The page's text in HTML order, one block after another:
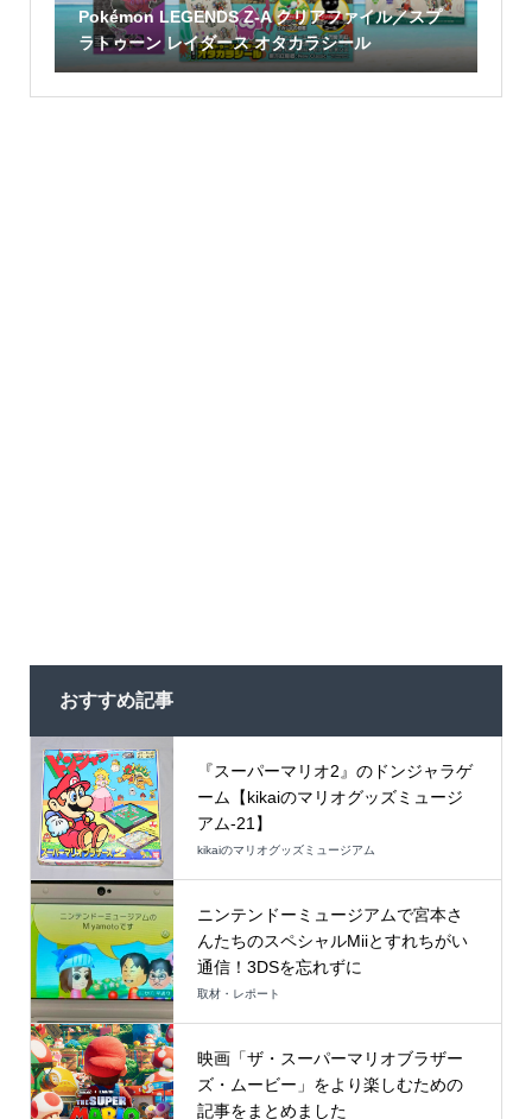
Pokémon LEGENDS Z-A クリアファイル／スプ
ラトゥーン レイダース オタカラシール
おすすめ記事
『スーパーマリオ2』のドンジャラゲ
ーム【kikaiのマリオグッズミュージ
アム-21】
kikaiのマリオグッズミュージアム
ニンテンドーミュージアムで宮本さ
んたちのスペシャルMiiとすれちがい
通信！3DSを忘れずに
取材・レポート
映画「ザ・スーパーマリオブラザー
ズ・ムービー」をより楽しむための
記事をまとめました